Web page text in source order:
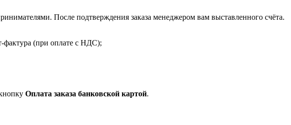
После подтверждения заказа менеджером вам выставленного счёта.
фактура (при оплате с НДС);
Оплата заказа банковской картой.